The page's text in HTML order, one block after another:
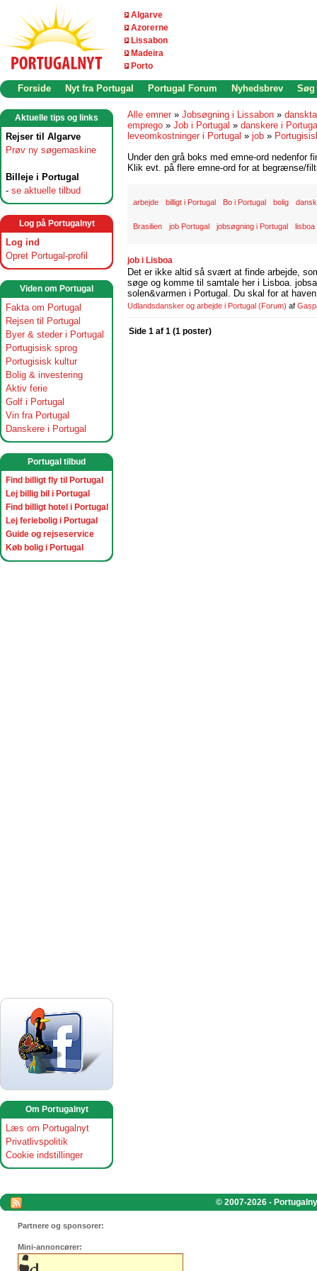
Algarve
Azorerne
Lissabon
Madeira
Porto
Forside Nyt fra Portugal Portugal Forum Nyhedsbrev Søg
Aktuelle tips og links
Rejser til Algarve
Prøv ny søgemaskine
Billeje i Portugal
- se aktuelle tilbud
Log på Portugalnyt
Log ind
Opret Portugal-profil
Viden om Portugal
Fakta om Portugal
Rejsen til Portugal
Byer & steder i Portugal
Portugisisk sprog
Portugisisk kultur
Bolig & investering
Aktiv ferie
Golf i Portugal
Vin fra Portugal
Danskere i Portugal
Portugal tilbud
Find billigt fly til Portugal
Lej billig bil i Portugal
Find billigt hotel i Portugal
Lej feriebolig i Portugal
Guide og rejseservice
Køb bolig i Portugal
Om Portugalnyt
Læs om Portugalnyt
Privatlivspolitik
Cookie indstillinger
Alle emner » Jobsøgning i Lissabon »
emprego » Job i Portugal » danskere i
leveomkostninger i Portugal » job »
Under den grå boks med emne-ord nedenfor
Klik evt. på flere emne-ord for at begrænse/
arbejde billigt i Portugal Bo i Portugal bolig
Brasilien job Portugal jobsøgning i Portugal lisboa
job i Lisboa
Det er ikke altid så svært at finde arbejde,
søge og komme til samtale her i Lisboa.
solen&varmen i Portugal. Du skal for at
Udlandsdansker og arbejde i Portugal (Forum) af
Side 1 af 1 (1 poster)
© 2007-2026 -
Partnere og sponsorer:
Mini-annoncører: